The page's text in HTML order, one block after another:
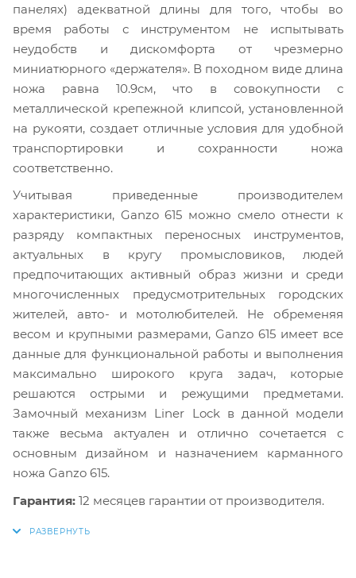
панелях) адекватной длины для того, чтобы во
время работы с инструментом не испытывать
неудобств и дискомфорта от чрезмерно
миниатюрного «держателя». В походном виде длина
ножа равна 10.9см, что в совокупности с
металлической крепежной клипсой, установленной
на рукояти, создает отличные условия для удобной
транспортировки и сохранности ножа
соответственно.
Учитывая приведенные производителем
характеристики, Ganzo 615 можно смело отнести к
разряду компактных переносных инструментов,
актуальных в кругу промысловиков, людей
предпочитающих активный образ жизни и среди
многочисленных предусмотрительных городских
жителей, авто- и мотолюбителей. Не обременяя
весом и крупными размерами, Ganzo 615 имеет все
данные для функциональной работы и выполнения
максимально широкого круга задач, которые
решаются острыми и режущими предметами.
Замочный механизм Liner Lock в данной модели
также весьма актуален и отлично сочетается с
основным дизайном и назначением карманного
ножа Ganzo 615.
Гарантия: 12 месяцев гарантии от производителя.